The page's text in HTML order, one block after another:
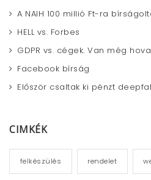
A NAIH 100 millió Ft-ra
HELL vs. Forbes
GDPR vs. cégek. Van még
Facebook bírság
Először csaltak ki pénzt
CIMKÉK
felkészülés rendelet